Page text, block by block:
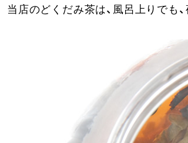
当店のどくだみ茶は、風呂上りでも